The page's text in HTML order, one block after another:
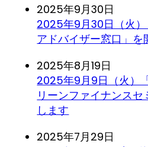
2025年9月30日
2025年9月30日（火
アドバイザー窓口」を
2025年8月19日
2025年9月9日（火
リーンファイナンス
します
2025年7月29日